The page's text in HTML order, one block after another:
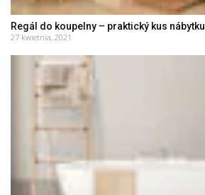
Regál do koupelny – praktický kus nábytku
27 kwietnia, 2021